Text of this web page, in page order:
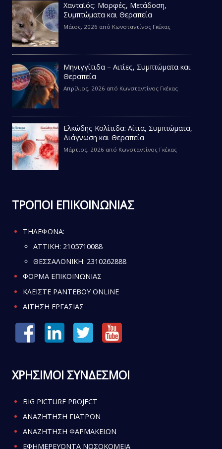
Χανταϊός: Μορφές, Μετάδοση,
Συμπτώματα και Θεραπεία
Μάιος, 2026 από Κωνσταντίνος Γκέκας
Μηνιγγίτιδα – Αιτίες, Συμπτώματα και
Θεραπεία
Απρίλιος, 2026 από Κωνσταντίνος Γκέκας
Ελκώδης Κολίτιδα: Αίτια, Συμπτώματα,
Διάγνωση και Θεραπεία
Μάρτιος, 2026 από Κωνσταντίνος Γκέκας
ΤΡΟΠΟΙ ΕΠΙΚΟΙΝΩΝΙΑΣ
ΤΗΛΕΦΩΝΑ:
ATTIKH: 2105710088
ΘΕΣΣΑΛΟΝΙΚΗ: 2310262888
ΦΟΡΜΑ ΕΠΙΚΟΙΝΩΝΙΑΣ
ΚΛΕΙΣΤΕ ΡΑΝΤΕΒΟΥ ONLINE
ΑΙΤΗΣΗ ΕΡΓΑΣΙΑΣ
ΧΡΗΣΙΜΟΙ ΣΥΝΔΕΣΜΟΙ
BIG PICTURE PROJECT
ΑΝΑΖΗΤΗΣΗ ΓΙΑΤΡΩΝ
ΑΝΑΖΗΤΗΣΗ ΦΑΡΜΑΚΕΙΩΝ
ΕΦΗΜΕΡΕΥΟΝΤΑ ΝΟΣΟΚΟΜΕΙΑ